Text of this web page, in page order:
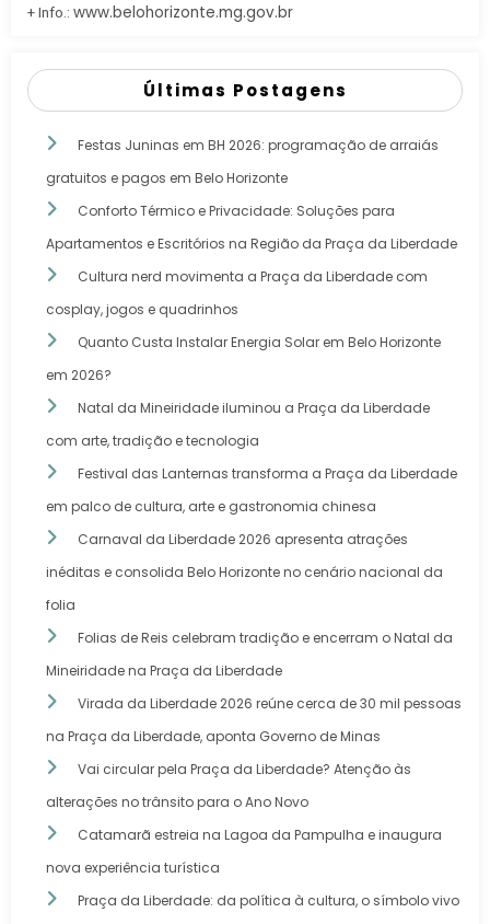
+ Info.: www.belohorizonte.mg.gov.br
Últimas Postagens
Festas Juninas em BH 2026: programação de arraiás
gratuitos e pagos em Belo Horizonte
Conforto Térmico e Privacidade: Soluções para
Apartamentos e Escritórios na Região da Praça da Liberdade
Cultura nerd movimenta a Praça da Liberdade com
cosplay, jogos e quadrinhos
Quanto Custa Instalar Energia Solar em Belo Horizonte
em 2026?
Natal da Mineiridade iluminou a Praça da Liberdade
com arte, tradição e tecnologia
Festival das Lanternas transforma a Praça da Liberdade
em palco de cultura, arte e gastronomia chinesa
Carnaval da Liberdade 2026 apresenta atrações
inéditas e consolida Belo Horizonte no cenário nacional da
folia
Folias de Reis celebram tradição e encerram o Natal da
Mineiridade na Praça da Liberdade
Virada da Liberdade 2026 reúne cerca de 30 mil pessoas
na Praça da Liberdade, aponta Governo de Minas
Vai circular pela Praça da Liberdade? Atenção às
alterações no trânsito para o Ano Novo
Catamarã estreia na Lagoa da Pampulha e inaugura
nova experiência turística
Praça da Liberdade: da política à cultura, o símbolo vivo